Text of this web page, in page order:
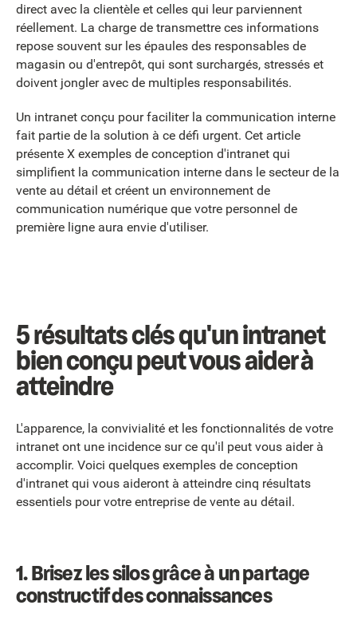
direct avec la clientèle et celles qui leur parviennent
réellement. La charge de transmettre ces informations
repose souvent sur les épaules des responsables de
magasin ou d'entrepôt, qui sont surchargés, stressés et
doivent jongler avec de multiples responsabilités.
Un intranet conçu pour faciliter la communication interne
fait partie de la solution à ce défi urgent. Cet article
présente X exemples de conception d'intranet qui
simplifient la communication interne dans le secteur de la
vente au détail et créent un environnement de
communication numérique que votre personnel de
première ligne aura envie d'utiliser.
5 résultats clés qu'un intranet
bien conçu peut vous aider à
atteindre
L'apparence, la convivialité et les fonctionnalités de votre
intranet ont une incidence sur ce qu'il peut vous aider à
accomplir. Voici quelques exemples de conception
d'intranet qui vous aideront à atteindre cinq résultats
essentiels pour votre entreprise de vente au détail.
1. Brisez les silos grâce à un partage
constructif des connaissances